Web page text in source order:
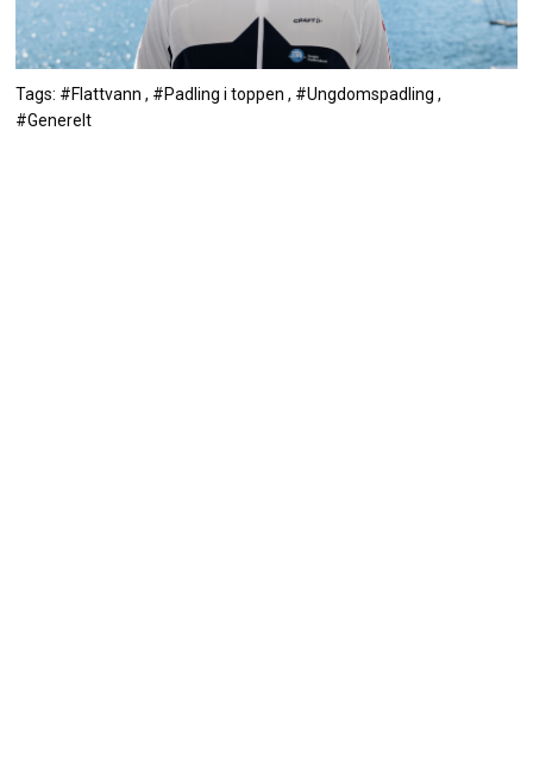
Tags: #Flattvann , #Padling i toppen , #Ungdomspadling ,
#Generelt